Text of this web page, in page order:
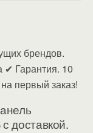
брендов.
✔ Гарантия. 10
первый заказ!
доставкой.